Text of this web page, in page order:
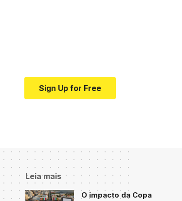
Sign Up for Free
Leia mais
O impacto da Copa